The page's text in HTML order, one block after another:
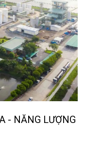
- NĂNG LƯỢNG